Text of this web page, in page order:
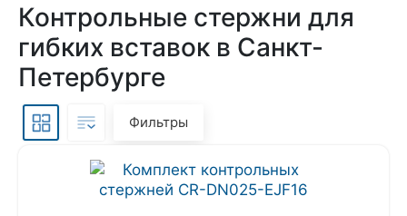
Контрольные стержни для
гибких вставок в Санкт-
Петербурге
Фильтры